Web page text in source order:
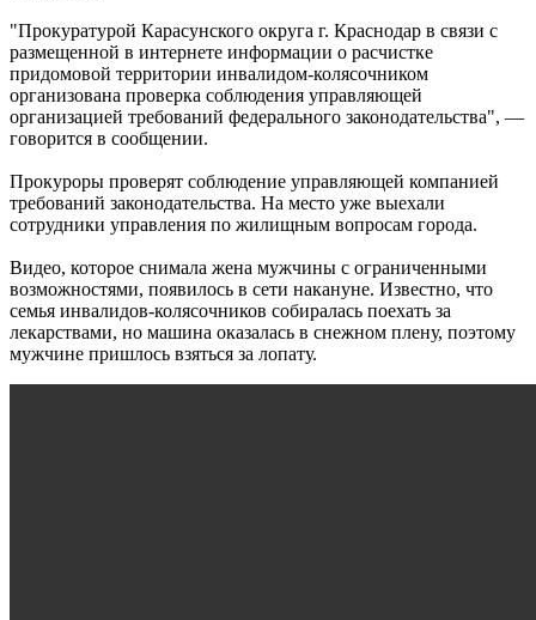
"Прокуратурой Карасунского округа г. Краснодар в связи с
размещенной в интернете информации о расчистке
придомовой территории инвалидом-колясочником
организована проверка соблюдения управляющей
организацией требований федерального законодательства", —
говорится в сообщении.
Прокуроры проверят соблюдение управляющей компанией
требований законодательства. На место уже выехали
сотрудники управления по жилищным вопросам города.
Видео, которое снимала жена мужчины с ограниченными
возможностями, появилось в сети накануне. Известно, что
семья инвалидов-колясочников собиралась поехать за
лекарствами, но машина оказалась в снежном плену, поэтому
мужчине пришлось взяться за лопату.